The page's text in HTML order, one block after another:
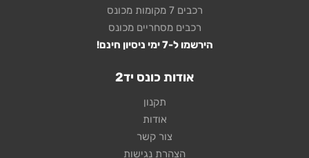
רכבים 7 מקומות מכונס
רכבים מסחריים מכונס
הירשמו ל-7 ימי ניסיון חינם!
אודות כונס יד2
תקנון
אודות
צור קשר
הצהרת נגישות